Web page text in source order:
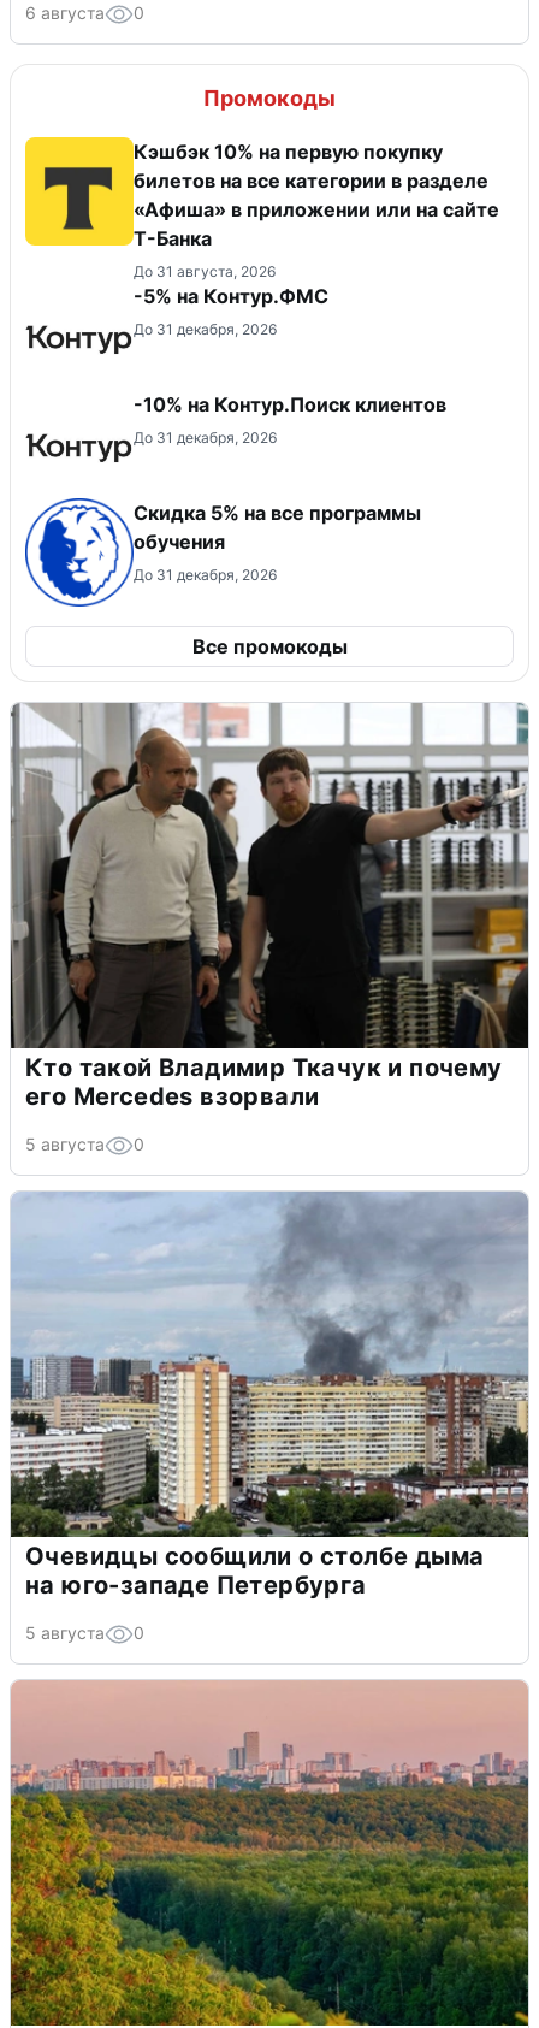
6 августа 0
Промокоды
Кэшбэк 10% на первую покупку
билетов на все категории в разделе
«Афиша» в приложении или на сайте
Т-Банка
До 31 августа, 2026
-5% на Контур.ФМС
До 31 декабря, 2026
-10% на Контур.Поиск клиентов
До 31 декабря, 2026
Скидка 5% на все программы
обучения
До 31 декабря, 2026
Все промокоды
Кто такой Владимир Ткачук и почему
его Mercedes взорвали
5 августа 0
Очевидцы сообщили о столбе дыма
на юго-западе Петербурга
5 августа 0